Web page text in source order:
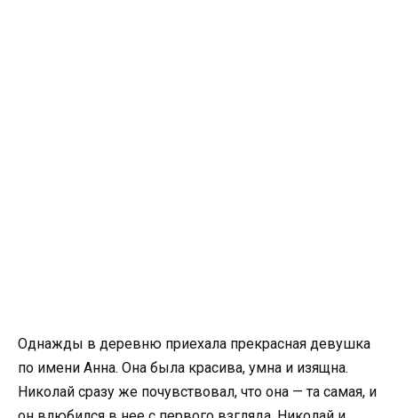
Однажды в деревню приехала прекрасная девушка
по имени Анна. Она была красива, умна и изящна.
Николай сразу же почувствовал, что она — та самая, и